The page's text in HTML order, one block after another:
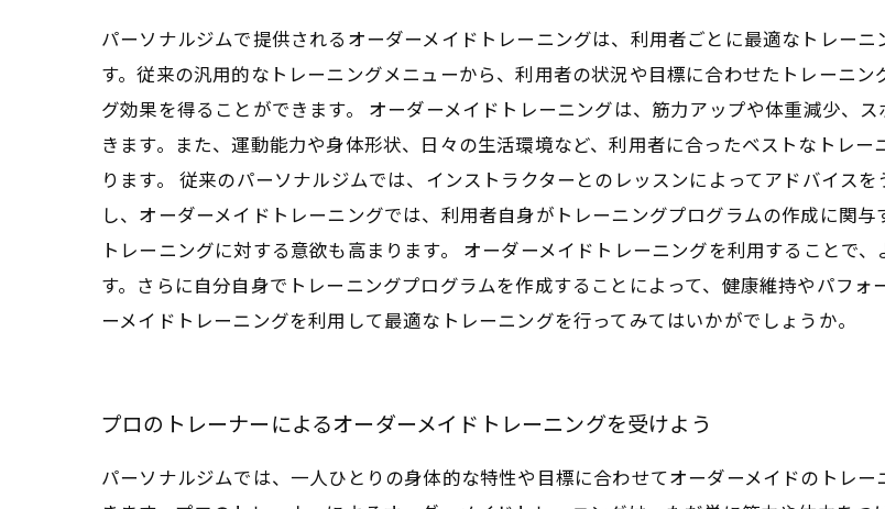
パーソナルジムで提供されるオーダーメイドトレーニングは、利用者ごとに最適なトレー
す。従来の汎用的なトレーニングメニューから、利用者の状況や目標に合わせたトレーニ
グ効果を得ることができます。 オーダーメイドトレーニングは、筋力アップや体重減少、
きます。また、運動能力や身体形状、日々の生活環境など、利用者に合ったベストなトレ
ります。 従来のパーソナルジムでは、インストラクターとのレッスンによってアドバイス
し、オーダーメイドトレーニングでは、利用者自身がトレーニングプログラムの作成に関
トレーニングに対する意欲も高まります。 オーダーメイドトレーニングを利用することで
す。さらに自分自身でトレーニングプログラムを作成することによって、健康維持やパフ
ーメイドトレーニングを利用して最適なトレーニングを行ってみてはいかがでしょうか。
プロのトレーナーによるオーダーメイドトレーニングを受けよう
パーソナルジムでは、一人ひとりの身体的な特性や目標に合わせてオーダーメイドのトレ